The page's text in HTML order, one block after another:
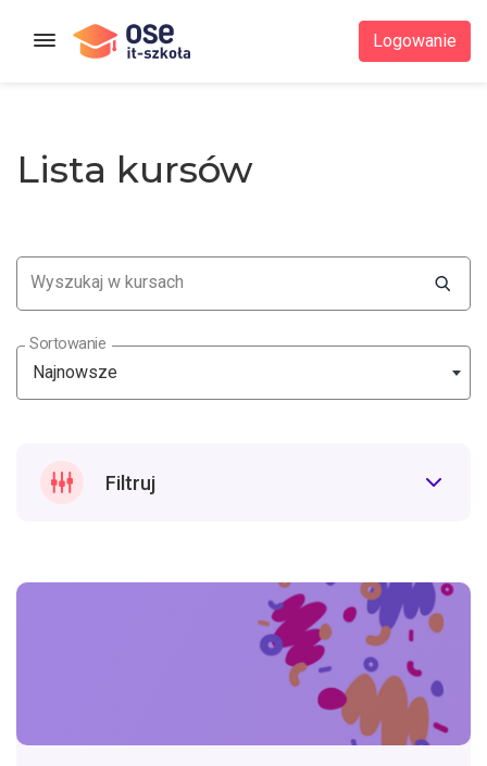
Logowanie
Lista kursów
Wyszukaj w kursach
Najnowsze
Sortowanie
Filtruj